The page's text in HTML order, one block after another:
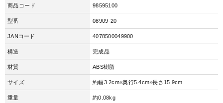
商品コード 98595100
型番 08909-20
JANコード 4078500049900
構造 完成品
材質 ABS樹脂
サイズ 約幅3.2cm×奥行5.4cm×長さ15.9cm
重量 約0.08kg